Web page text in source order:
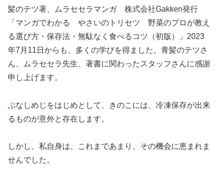
髪のテツ著、ムラセセラマンガ 株式会社Gakken発行
「マンガでわかる やさいのトリセツ 野菜のプロが教え
る選び方・保存法・無駄なく食べるコツ（初版）」2023
年7月11日からも、多くの学びを得ました。青髪のテツさ
ん、ムラセセラ先生、著書に関わったスタッフさんに感謝
申し上げます。
ぶなしめじをはじめとして、きのこには、冷凍保存が出来
るものが意外と存在します。
しかし、私自身は、これまであまり、その機会に恵まれま
せんでした。